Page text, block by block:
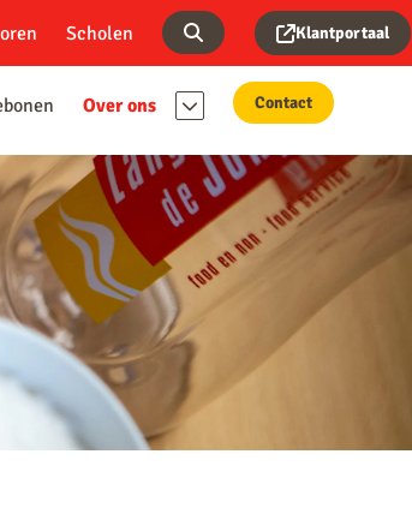
Scholen Klantportaal
Over ons
Ons team
Werken bij
Contact